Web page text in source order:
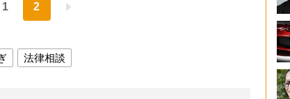
1 2
法律相談